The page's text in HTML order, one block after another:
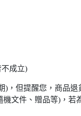
成立)
，但提醒您，商品
文件、贈品等)，